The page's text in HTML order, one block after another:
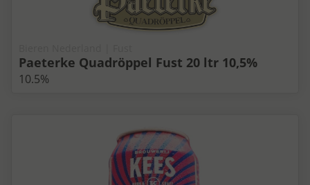
Paeterke Quadröppel Fust 20 ltr 10,5%
10.5%